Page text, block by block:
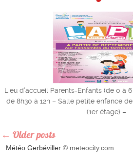
Lieu d’accueil Parents-Enfants (de 0 à
de 8h30 à 12h – Salle petite enfance
(1er étage) –
← Older posts
Météo Gerbéviller © meteocity.com